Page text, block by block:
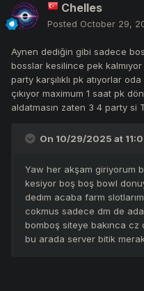
Chelles
Posted October 29,
Aynen dediğin gibi sadece
bosslar kesilince pek
party karşılıklı pk atıyorlar
çıkıyor maximum 1 saat pk
aldatmasın zaten 3 4 party si
On 10/29/2025 at
Yaw her akşam giriyorum
kesiyor boş boş bowl
dedım acaba farm
cokmus sadece dm de
bomboş siteye bakınca cz
bu arada server bitik